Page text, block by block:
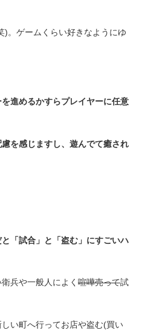
)。ゲームくらい好きなようにゆ
進めるかすらプレイヤーに任意
を感じますし、遊んでて癒され
「試合」と「盗む」にすごいハ
兵や一般人によく 喧嘩売って試
い町へ行ってお店や盗む(買い